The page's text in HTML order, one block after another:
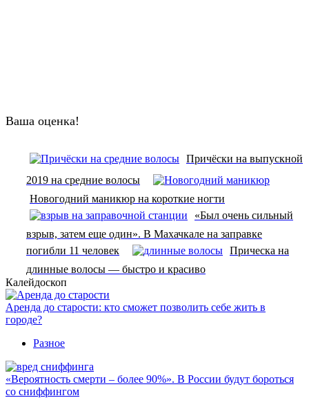
Ваша оценка!
Причёски на выпускной
2019 на средние волосы
Новогодний маникюр на короткие ногти
«Был очень сильный
взрыв, затем еще один». В Махачкале на заправке
погибли 11 человек
Прическа на
длинные волосы — быстро и красиво
Калейдоскоп
Аренда до старости: кто сможет позволить себе жить в
городе?
Разное
«Вероятность смерти – более 90%». В России будут бороться
со сниффингом